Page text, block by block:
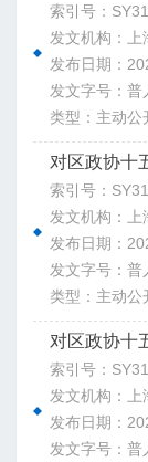
索引号：
发文机构：上
发布日期：
发文字号：
类型：主动公
索引号：
发文机构：上
发布日期：
发文字号：
类型：主动公
索引号：
发文机构：上
发布日期：
发文字号：